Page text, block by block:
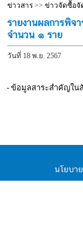
ข่าวสาร>> ข่าวจัดซื้อจั
รายงานผลการพิจ
จำนวน ๑ ราย
วันที่ 18 พ.ย. 2567
- ข้อมูลสาระสำคัญใ
นโยบา